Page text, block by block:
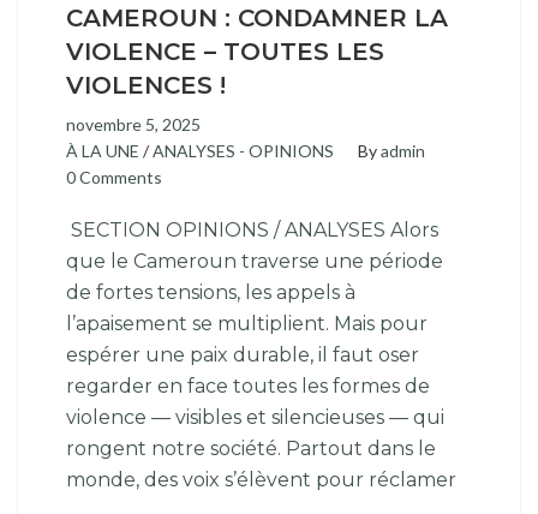
CAMEROUN : CONDAMNER LA
VIOLENCE – TOUTES LES
VIOLENCES !
novembre 5, 2025
À LA UNE /ANALYSES - OPINIONS Byadmin
0 Comments
SECTION OPINIONS / ANALYSES Alors
que le Cameroun traverse une période
de fortes tensions, les appels à
l’apaisement se multiplient. Mais pour
espérer une paix durable, il faut oser
regarder en face toutes les formes de
violence — visibles et silencieuses — qui
rongent notre société. Partout dans le
monde, des voix s’élèvent pour réclamer